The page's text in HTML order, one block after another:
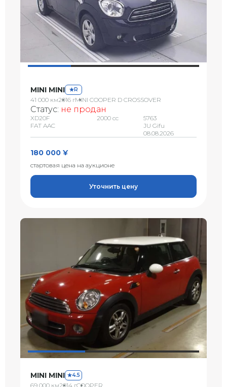
MINI MINI R
41 000 км2016 гMINI COOPER D CROSSOVER
Статус: не продан
XD20F
FAT AAC
2000 сс
5763
JU Gifu
08.08.2026
180 000 ¥
стартовая цена на аукционе
Уточнить цену
MINI MINI 4.5
69 000 км2014 гCOOPER